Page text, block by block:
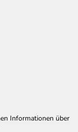
Informationen über